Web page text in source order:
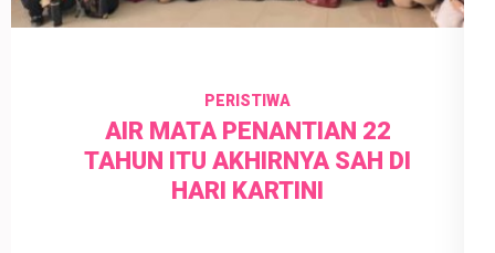
PERISTIWA
AIR MATA PENANTIAN 22
TAHUN ITU AKHIRNYA SAH DI
HARI KARTINI